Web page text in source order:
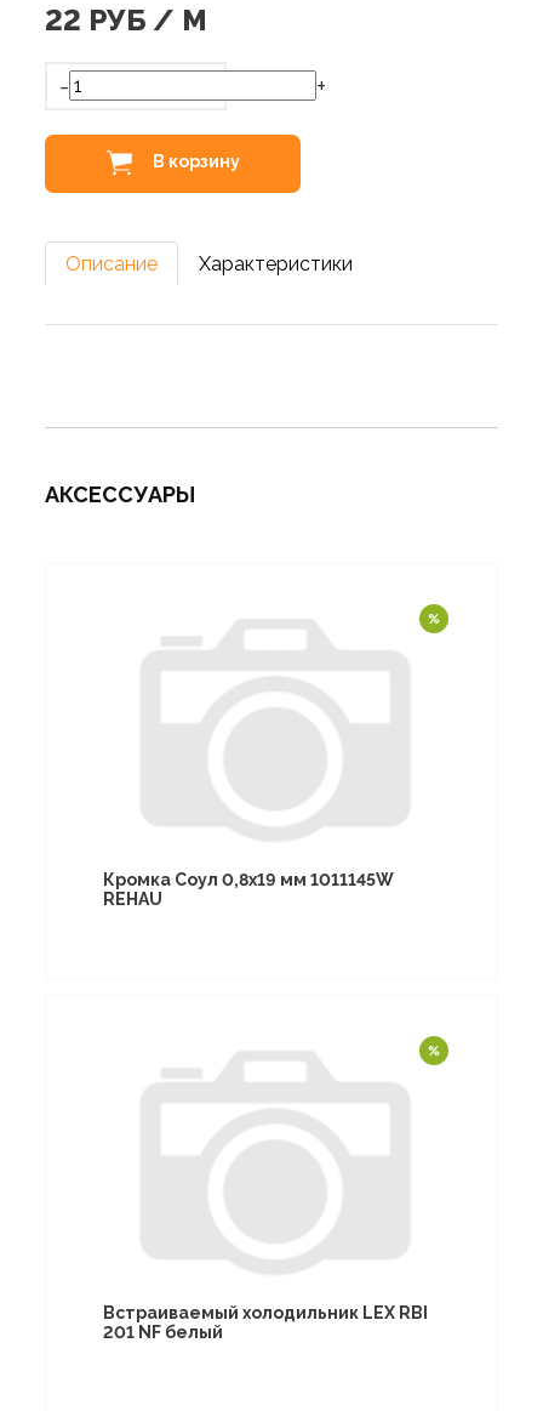
22 РУБ / М
- +
В корзину
Описание Характеристики
АКСЕССУАРЫ
Кромка Соул 0,8х19 мм 1011145W
REHAU
Встраиваемый холодильник LEX RBI
201 NF белый